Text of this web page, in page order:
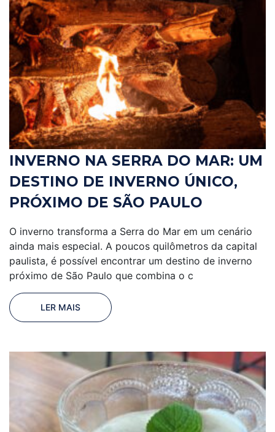
INVERNO NA SERRA DO MAR: UM
DESTINO DE INVERNO ÚNICO,
PRÓXIMO DE SÃO PAULO
O inverno transforma a Serra do Mar em um cenário
ainda mais especial. A poucos quilômetros da capital
paulista, é possível encontrar um destino de inverno
próximo de São Paulo que combina o c
LER MAIS